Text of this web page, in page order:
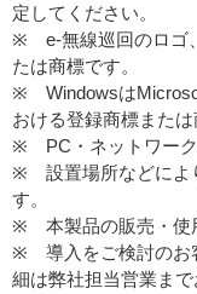
定してください。
※ e-無線巡回のロゴ
たは商標です。
※ Windowsは
おける登録商標または
※ PC・ネットワーク
※ 設置場所などによ
す。
※ 本製品の販売・使
※ 導入をご検討のお
細は弊社担当営業まで